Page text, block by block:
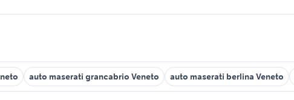
auto maserati grancabrio Veneto auto maserati berlina Veneto